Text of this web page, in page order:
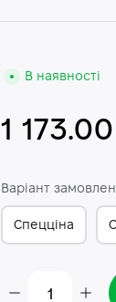
В наявності
1
Варіант
Спецціна